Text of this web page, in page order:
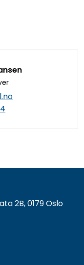
2B, 0179 Oslo